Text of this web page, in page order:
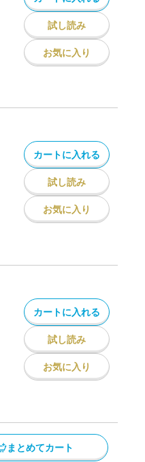
試し読み
お気に入り
カートに入れる
試し読み
お気に入り
カートに入れる
試し読み
お気に入り
まとめてカート